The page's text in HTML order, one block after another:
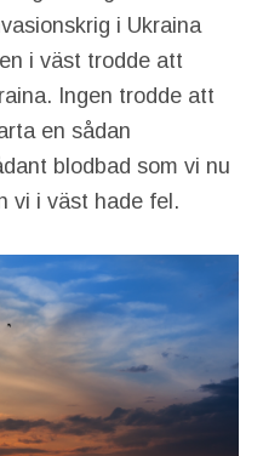
i Ukraina
i väst trodde att
Ingen trodde att
en sådan
blodbad som vi nu
vi i väst hade fel.